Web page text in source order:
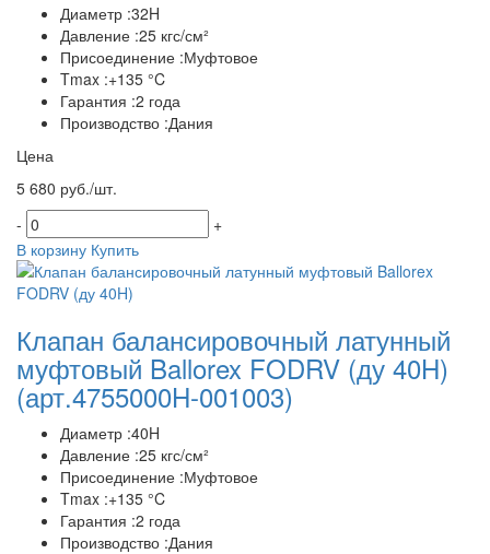
Диаметр :32H
Давление :25 кгс/см²
Присоединение :Муфтовое
Tmax :+135 °C
Гарантия :2 года
Производство :Дания
Цена
5 680 руб./шт.
-
+
В корзину Купить
Клапан балансировочный латунный
муфтовый Ballorex FODRV (ду 40H)
(арт.4755000H-001003)
Диаметр :40H
Давление :25 кгс/см²
Присоединение :Муфтовое
Tmax :+135 °C
Гарантия :2 года
Производство :Дания